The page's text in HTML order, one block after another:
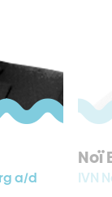
a/d
Noï
IVN